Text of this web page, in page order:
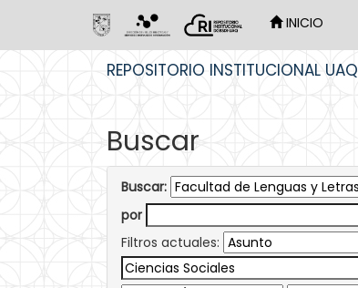
INICIO
REPOSITORIO INSTITUCIONAL UAQ
Buscar
Buscar:
por
Filtros actuales: